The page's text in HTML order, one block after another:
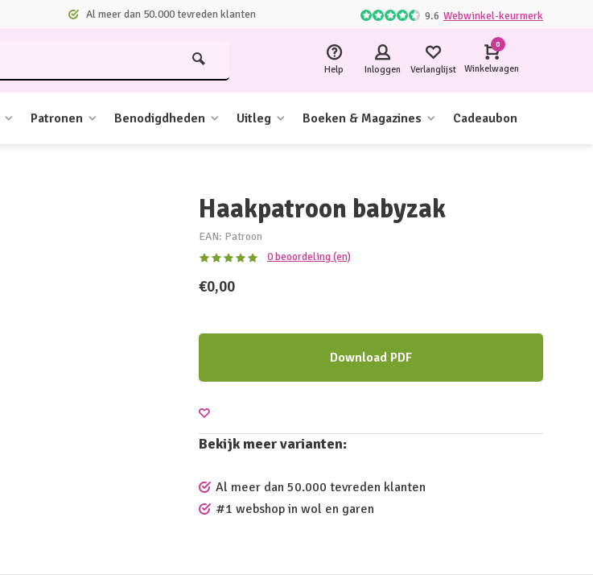
Al meer dan 50.000 tevreden klanten 9.6 Webwinkel-keurmerk
Help Inloggen Verlanglijst
0
Winkelwagen
Patronen Benodigdheden Uitleg Boeken & Magazines Cadeaubon
Haakpatroon babyzak
EAN: Patroon
0 beoordeling (en)
€0,00
Download PDF
Bekijk meer varianten:
Al meer dan 50.000 tevreden klanten
#1 webshop in wol en garen